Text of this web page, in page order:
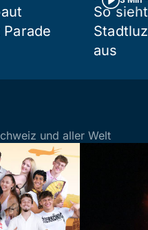
So
aus
und aller Welt